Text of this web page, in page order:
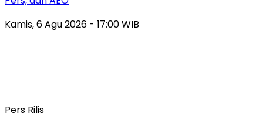
Kamis, 6 Agu 2026 - 17:00 WIB
Pers Rilis